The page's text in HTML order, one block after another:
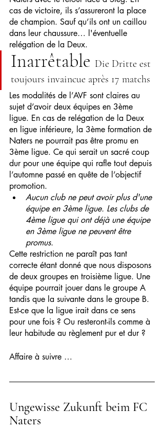
cas de victoire, ils s’assureront la place
de champion. Sauf qu’ils ont un caillou
dans leur chaussure… l'éventuelle
relégation de la Deux.
Inarrêtable Die Dritte est
toujours invaincue après 17 matchs
Les modalités de l’AVF sont claires au
sujet d’avoir deux équipes en 3ème
ligue. En cas de relégation de la Deux
en ligue inférieure, la 3ème formation de
Naters ne pourrait pas être promu en
3ème ligue. Ce qui serait un sacré coup
dur pour une équipe qui rafle tout depuis
l’automne passé en quête de l’objectif
promotion.
Aucun club ne peut avoir plus d'une
équipe en 3ème ligue. Les clubs de
4ème ligue qui ont déjà une équipe
en 3ème ligue ne peuvent être
promus.
Cette restriction ne paraît pas tant
correcte étant donné que nous disposons
de deux groupes en troisième ligue. Une
équipe pourrait jouer dans le groupe A
tandis que la suivante dans le groupe B.
Est-ce que la ligue irait dans ce sens
pour une fois ? Ou resteront-ils comme à
leur habitude au règlement pur et dur ?
Affaire à suivre …
Ungewisse Zukunft beim FC
Naters